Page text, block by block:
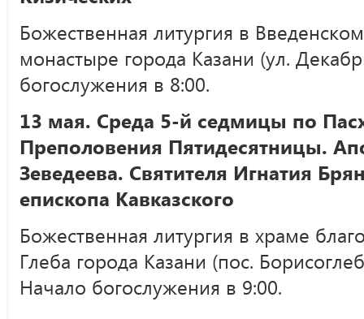
Божественная литургия в
монастыре города Казани (ул.
богослужения в 8:00.
13 мая. Среда 5-й седмицы по
Преполовения Пятидесятницы.
Зеведеева. Святителя Игнатия
епископа Кавказского
Божественная литургия в храме
Глеба города Казани (пос.
Начало богослужения в 9:00.